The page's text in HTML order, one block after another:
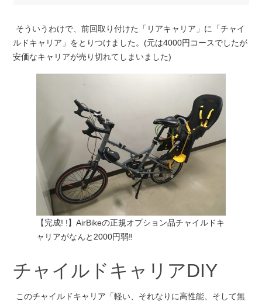
そういうわけで、前回取り付けた「リアキャリア」に「チャイ
ルドキャリア」をとりつけました。(元は4000円コースでしたが
安価なキャリアが売り切れてしまいました)
【完成! !】AirBikeの正規オプション品チャイルドキ
ャリアがなんと2000円弱‼︎
チャイルドキャリアDIY
このチャイルドキャリア「軽い、それなりに高性能、そして無